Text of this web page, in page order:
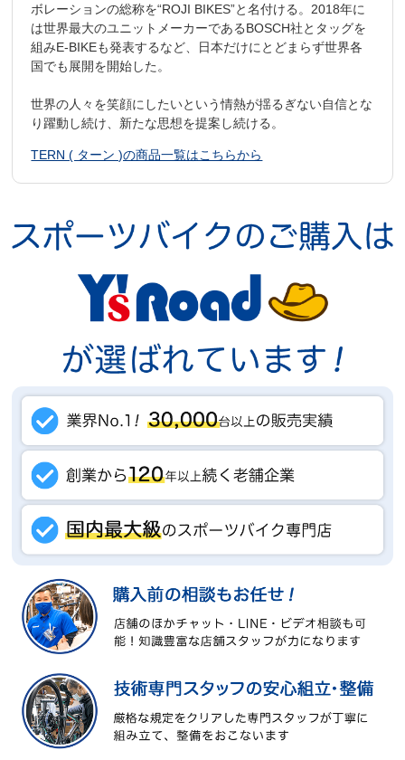
ボレーションの総称を“ROJI BIKES”と名付ける。2018年に
は世界最大のユニットメーカーであるBOSCH社とタッグを
組みE-BIKEも発表するなど、日本だけにとどまらず世界各
国でも展開を開始した。
世界の人々を笑顔にしたいという情熱が揺るぎない自信とな
り躍動し続け、新たな思想を提案し続ける。
TERN ( ターン )の商品一覧はこちらから